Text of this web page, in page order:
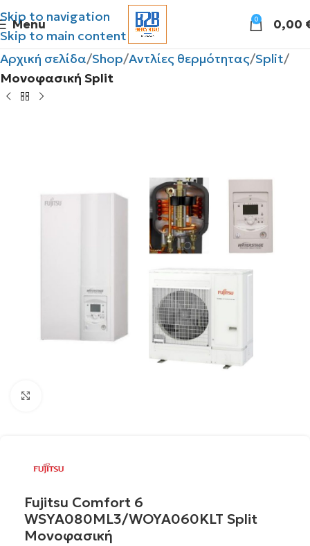
Skip to navigation
Skip to main content
Menu 0 0,00
Αρχική σελίδα Shop Αντλίες θερμότητας Split
Μονοφασική Split
Fujitsu Comfort 6
WSYA080ML3/WOYA060KLT Split
Μονοφασική